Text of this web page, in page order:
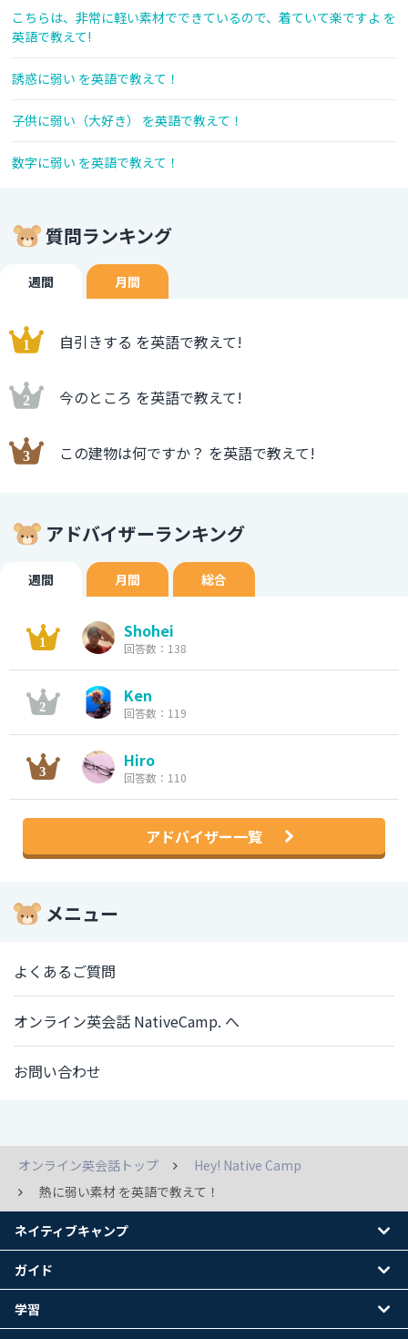
こちらは、非常に軽い素材でできているので、着ていて楽ですよ を
英語で教えて!
誘惑に弱い を英語で教えて！
子供に弱い（大好き） を英語で教えて！
数字に弱い を英語で教えて！
質問ランキング
週間 月間
自引きする を英語で教えて!
今のところ を英語で教えて!
この建物は何ですか？ を英語で教えて!
アドバイザーランキング
週間 月間 総合
Shohei
回答数：138
Ken
回答数：119
Hiro
回答数：110
アドバイザー一覧
メニュー
よくあるご質問
オンライン英会話 NativeCamp. へ
お問い合わせ
オンライン英会話トップ
Hey! Native Camp
熱に弱い素材 を英語で教えて！
ネイティブキャンプ
ガイド
学習